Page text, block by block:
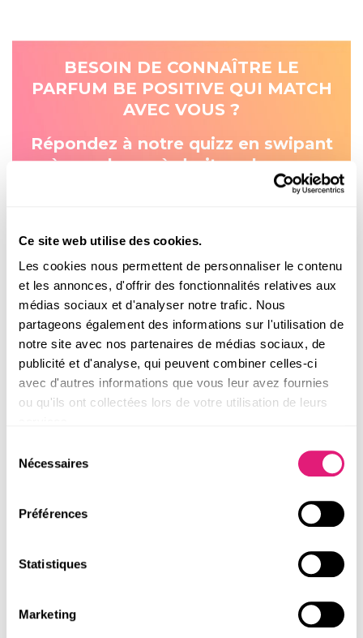
Ce site web utilise des cookies.
Les cookies nous permettent de personnaliser le contenu
et les annonces, d'offrir des fonctionnalités relatives aux
médias sociaux et d'analyser notre trafic. Nous
partageons également des informations sur l'utilisation de
notre site avec nos partenaires de médias sociaux, de
publicité et d'analyse, qui peuvent combiner celles-ci
avec d'autres informations que vous leur avez fournies
ou qu'ils ont collectées lors de votre utilisation de leurs
Nécessaires
Préférences
Statistiques
Marketing
BESOIN DE CONNAÎTRE LE
PARFUM BE POSITIVE QUI MATCH
AVEC VOUS ?
Répondez à notre quizz en swipant
à gauche ou à droite selon vos
DÉCOUVREZ LES AUTRES MATCH
COMPATIBLES AVEC ENERGY
et créez vos propres connexions !